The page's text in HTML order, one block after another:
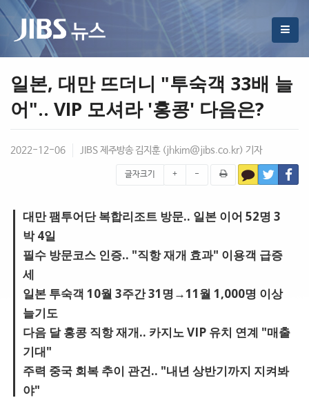
일본, 대만 뜨더니 "투숙객 33배 늘
어".. VIP 모셔라 '홍콩' 다음은?
2022-12-06 JIBS 제주방송 김지훈 (jhkim@jibs.co.kr) 기자
글자크기 + -
대만 팸투어단 복합리조트 방문.. 일본 이어 52명 3
박 4일
필수 방문코스 인증.. "직항 재개 효과" 이용객 급증
세
일본 투숙객 10월 3주간 31명→11월 1,000명 이상
늘기도
다음 달 홍콩 직항 재개.. 카지노 VIP 유치 연계 "매출
기대"
주력 중국 회복 추이 관건.. "내년 상반기까지 지켜봐
야"